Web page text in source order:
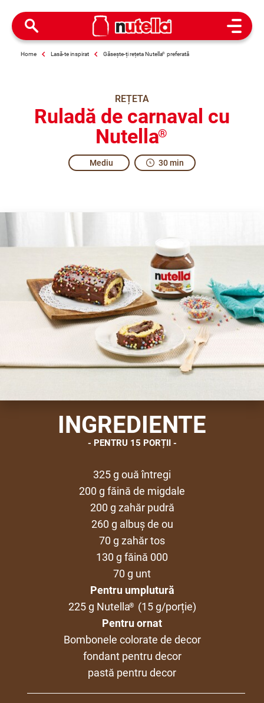
Open
Home Lasă-te inspirat Găsește-ți rețeta Nutella® preferată
REȚETA
Ruladă de carnaval cu
Nutella®
Mediu 30 min
INGREDIENTE
PENTRU 15 PORȚII
325 g ouă întregi
200 g făină de migdale
200 g zahăr pudră
260 g albuș de ou
70 g zahăr tos
130 g făină 000
70 g unt
Pentru umplutură
225 g Nutella®
(15 g/porție)
Pentru ornat
Bombonele colorate de decor
fondant pentru decor
pastă pentru decor